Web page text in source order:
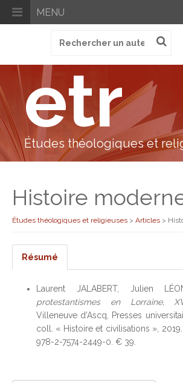
MENU
pour
etr
Études théologiques et
Histoire
Études théologiques et religieuses > Articles >
Résumé
Laurent JALABERT, Julien
protestantismes en Lorraine,
Villeneuve d’Ascq, Presses
coll. « Histoire et civilisations »,
978-2-7574-2449-0. € 39.